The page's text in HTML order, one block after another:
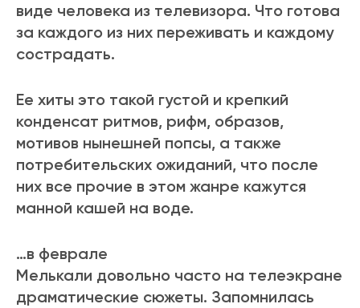
виде человека из телевизора. Что готова
за каждого из них переживать и каждому
сострадать.
Ее хиты это такой густой и крепкий
конденсат ритмов, рифм, образов,
мотивов нынешней попсы, а также
потребительских ожиданий, что после
них все прочие в этом жанре кажутся
манной кашей на воде.
…в феврале
Мелькали довольно часто на телеэкране
драматические сюжеты. Запомнилась